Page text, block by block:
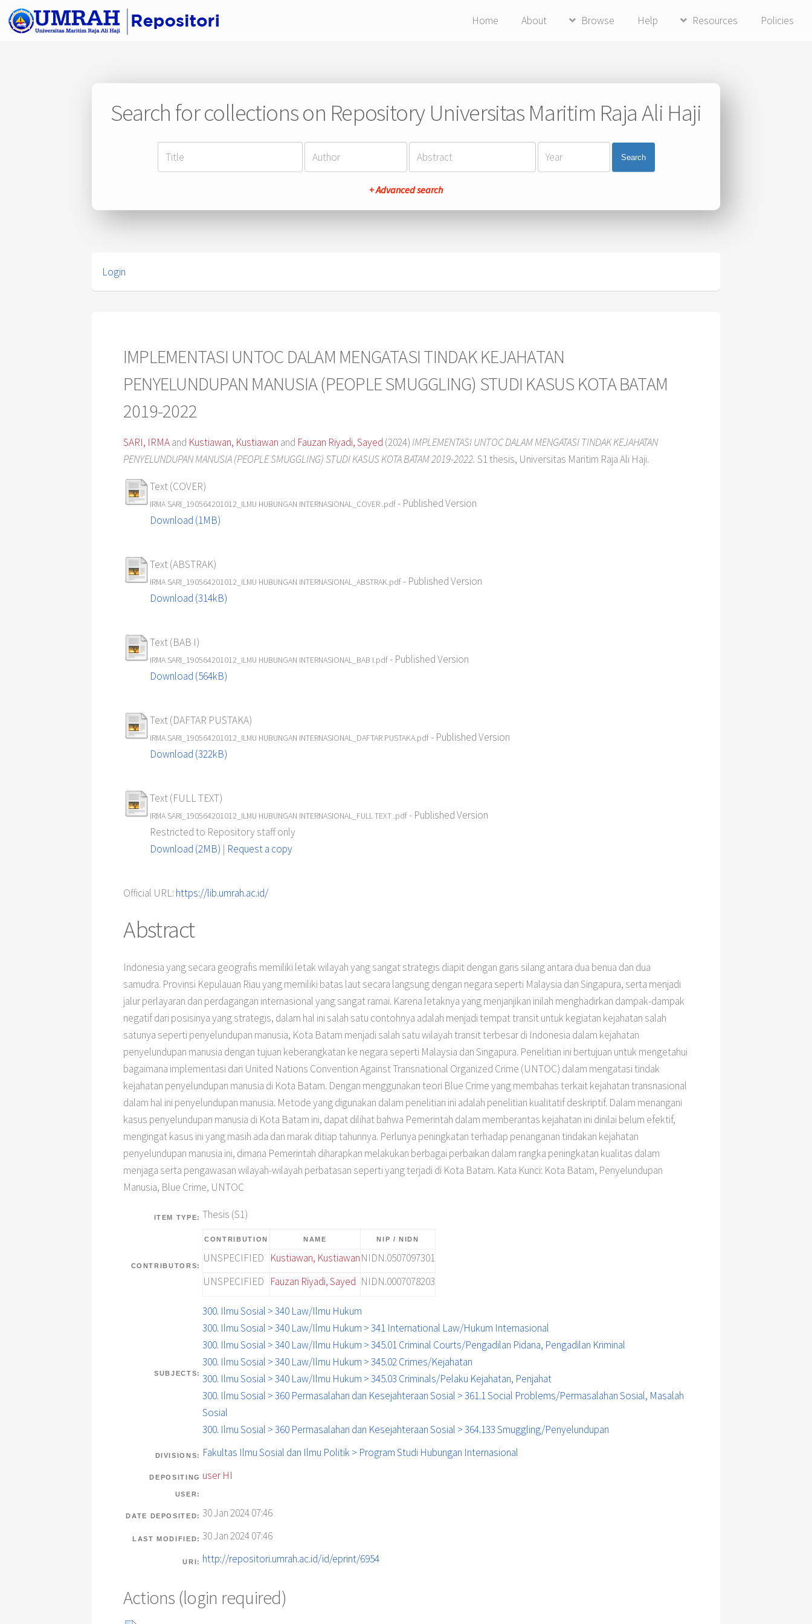
Home About Browse Help Resources Policies
Search for collections on Repository Universitas Maritim Raja Ali Haji
Search
+ Advanced search
Login
IMPLEMENTASI UNTOC DALAM MENGATASI TINDAK KEJAHATAN
PENYELUNDUPAN MANUSIA (PEOPLE SMUGGLING) STUDI KASUS KOTA BATAM
2019-2022
SARI, IRMAand Kustiawan, Kustiawan and Fauzan Riyadi, Sayed (2024)IMPLEMENTASI UNTOC DALAM MENGATASI TINDAK KEJAHATAN
PENYELUNDUPAN MANUSIA (PEOPLE SMUGGLING) STUDI KASUS KOTA BATAM 2019-2022. S1 thesis, Universitas Maritim Raja Ali Haji.
Text (COVER)
IRMA SARI_190564201012_ILMU HUBUNGAN INTERNASIONAL_COVER .pdf- Published Version
Download (1MB)
Text (ABSTRAK)
IRMA SARI_190564201012_ILMU HUBUNGAN INTERNASIONAL_ABSTRAK.pdf- Published Version
Download (314kB)
Text (BAB I)
IRMA SARI_190564201012_ILMU HUBUNGAN INTERNASIONAL_BAB I.pdf- Published Version
Download (564kB)
Text (DAFTAR PUSTAKA)
IRMA SARI_190564201012_ILMU HUBUNGAN INTERNASIONAL_DAFTAR PUSTAKA.pdf- Published Version
Download (322kB)
Text (FULL TEXT)
IRMA SARI_190564201012_ILMU HUBUNGAN INTERNASIONAL_FULL TEXT .pdf- Published Version
Restricted to Repository staff only
Download (2MB) | Request a copy
Official URL: https://lib.umrah.ac.id/
Abstract
Indonesia yang secara geografis memiliki letak wilayah yang sangat strategis diapit dengan garis silang antara dua benua dan dua
samudra. Provinsi Kepulauan Riau yang memiliki batas laut secara langsung dengan negara seperti Malaysia dan Singapura, serta menjadi
jalur perlayaran dan perdagangan internasional yang sangat ramai. Karena letaknya yang menjanjikan inilah menghadirkan dampak-dampak
negatif dari posisinya yang strategis, dalam hal ini salah satu contohnya adalah menjadi tempat transit untuk kegiatan kejahatan salah
satunya seperti penyelundupan manusia, Kota Batam menjadi salah satu wilayah transit terbesar di Indonesia dalam kejahatan
penyelundupan manusia dengan tujuan keberangkatan ke negara seperti Malaysia dan Singapura. Penelitian ini bertujuan untuk mengetahui
bagaimana implementasi dari United Nations Convention Against Transnational Organized Crime (UNTOC) dalam mengatasi tindak
kejahatan penyelundupan manusia di Kota Batam. Dengan menggunakan teori Blue Crime yang membahas terkait kejahatan transnasional
dalam hal ini penyelundupan manusia. Metode yang digunakan dalam penelitian ini adalah penelitian kualitatif deskriptif. Dalam menangani
kasus penyelundupan manusia di Kota Batam ini, dapat dilihat bahwa Pemerintah dalam memberantas kejahatan ini dinilai belum efektif,
mengingat kasus ini yang masih ada dan marak ditiap tahunnya. Perlunya peningkatan terhadap penanganan tindakan kejahatan
penyelundupan manusia ini, dimana Pemerintah diharapkan melakukan berbagai perbaikan dalam rangka peningkatan kualitas dalam
menjaga serta pengawasan wilayah-wilayah perbatasan seperti yang terjadi di Kota Batam. Kata Kunci: Kota Batam, Penyelundupan
Manusia, Blue Crime, UNTOC
ITEM TYPE: Thesis (S1)
CONTRIBUTORS:
CONTRIBUTION NAME NIP / NIDN
UNSPECIFIED Kustiawan, KustiawanNIDN.0507097301
UNSPECIFIED Fauzan Riyadi, Sayed NIDN.0007078203
SUBJECTS:
300. Ilmu Sosial > 340 Law/Ilmu Hukum
300. Ilmu Sosial > 340 Law/Ilmu Hukum > 341 International Law/Hukum Internasional
300. Ilmu Sosial > 340 Law/Ilmu Hukum > 345.01 Criminal Courts/Pengadilan Pidana, Pengadilan Kriminal
300. Ilmu Sosial > 340 Law/Ilmu Hukum > 345.02 Crimes/Kejahatan
300. Ilmu Sosial > 340 Law/Ilmu Hukum > 345.03 Criminals/Pelaku Kejahatan, Penjahat
300. Ilmu Sosial > 360 Permasalahan dan Kesejahteraan Sosial > 361.1 Social Problems/Permasalahan Sosial, Masalah
Sosial
300. Ilmu Sosial > 360 Permasalahan dan Kesejahteraan Sosial > 364.133 Smuggling/Penyelundupan
DIVISIONS: Fakultas Ilmu Sosial dan Ilmu Politik > Program Studi Hubungan Internasional
DEPOSITING
USER:
user HI
DATE DEPOSITED: 30 Jan 2024 07:46
LAST MODIFIED: 30 Jan 2024 07:46
URI: http://repositori.umrah.ac.id/id/eprint/6954
Actions (login required)